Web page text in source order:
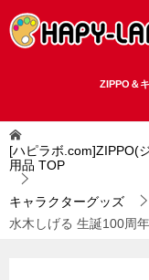
ZIPPO＆
[ハピラボ.com]ZIPPO(
用品 TOP
キャラクターグッズ
水木しげる 生誕100周